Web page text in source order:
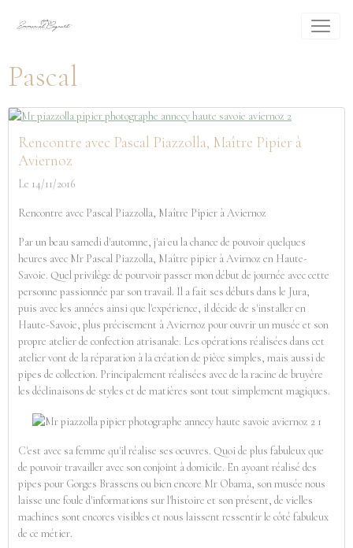
Pascal
Rencontre avec Pascal Piazzolla, Maître Pipier à
Aviernoz
Le 14/11/2016
Rencontre avec Pascal Piazzolla, Maître Pipier à Aviernoz
Par un beau samedi d'automne, j'ai eu la chance de pouvoir quelques
heures avec Mr Pascal Piazzolla, Maître pipier à Avirnoz en Haute-
Savoie. Quel privilège de pourvoir passer mon début de journée avec cette
personne passionnée par son travail. Il a fait ses débuts dans le Jura,
puis avec les années ainsi que l'expérience, il décide de s'installer en
Haute-Savoie, plus précisement à Aviernoz pour ouvrir un musée et son
propre atelier de confection atrisanale. Les opérations réalisées dans cet
atelier vont de la réparation à la création de pièce simples, mais aussi de
pipes de collection. Principalement réalisées avec de la racine de bruyère
les déclinaisons de styles et de matières sont tout simplement magiques.
C'est avec sa femme qu'il réalise ses oeuvres. Quoi de plus fabuleux que
de pouvoir travailler avec son conjoint à domicile. En ayoant réalisé des
pipes pour Gorges Brassens ou bien encore Mr Obama, son musée nous
laisse une foule d'informations sur l'histoire et son présent, de vielles
machines sont encores visibles et nous laissent ressentir le côté fabuleux
de ce métier.